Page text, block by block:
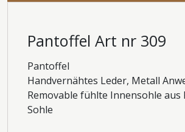
Pantoffel Art nr 309
Pantoffel
Handvernähtes Leder, Metall
Removable fühlte Innensohle aus
Sohle